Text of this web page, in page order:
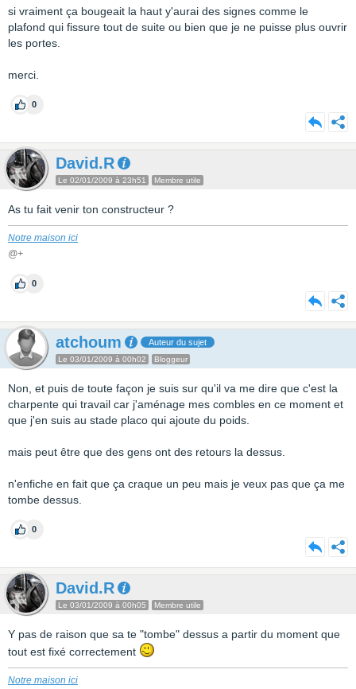
si vraiment ça bougeait la haut y'aurai des signes comme le
plafond qui fissure tout de suite ou bien que je ne puisse plus ouvrir
les portes.
merci.
0
David.R
Le 02/01/2009 à 23h51 Membre utile
As tu fait venir ton constructeur ?
Notre maison ici
@+
0
atchoum Auteur du sujet
Le 03/01/2009 à 00h02 Bloggeur
Non, et puis de toute façon je suis sur qu'il va me dire que c'est la
charpente qui travail car j'aménage mes combles en ce moment et
que j'en suis au stade placo qui ajoute du poids.
mais peut être que des gens ont des retours la dessus.
n'enfiche en fait que ça craque un peu mais je veux pas que ça me
tombe dessus.
0
David.R
Le 03/01/2009 à 00h05 Membre utile
Y pas de raison que sa te "tombe" dessus a partir du moment que
tout est fixé correctement
Notre maison ici